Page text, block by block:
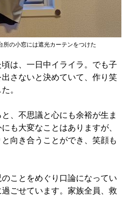
所の小窓には遮光カーテンをつけた
は、一日中イライラ。でも子
さないと決めていて、作り笑
。
、不思議と心にも余裕が生ま
も大変なことはありますが、
向き合うことができ、笑顔も
ことをめぐり口論になってい
ごせています。家族全員、救